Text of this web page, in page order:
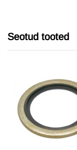
Seotud tooted